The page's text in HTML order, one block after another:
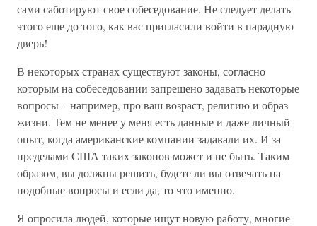
сами саботируют свое собеседование. Не следует делать
этого еще до того, как вас пригласили войти в парадную
дверь!
В некоторых странах существуют законы, согласно
которым на собеседовании запрещено задавать некоторые
вопросы – например, про ваш возраст, религию и образ
жизни. Тем не менее у меня есть данные и даже личный
опыт, когда американские компании задавали их. И за
пределами США таких законов может и не быть. Таким
образом, вы должны решить, будете ли вы отвечать на
подобные вопросы и если да, то что именно.
Я опросила людей, которые ищут новую работу, многие